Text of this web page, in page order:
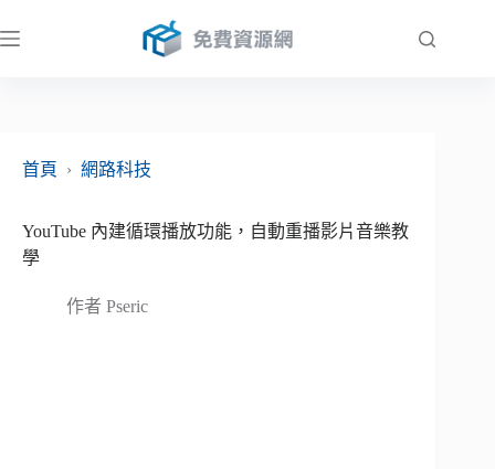
至
首頁
› 網路科技
YouTube 內建循環播放功能，自動重播影片音樂教
學
作者 Pseric